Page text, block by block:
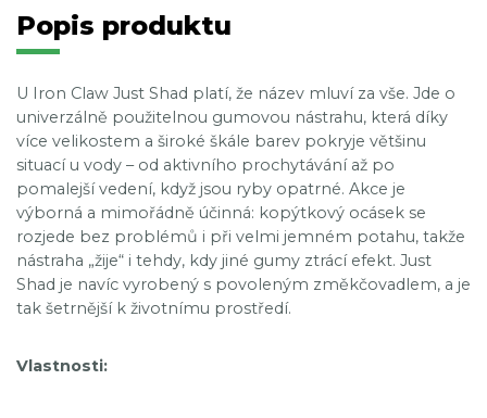
Popis produktu
U Iron Claw Just Shad platí, že název mluví za vše. Jde o
univerzálně použitelnou gumovou nástrahu, která díky
více velikostem a široké škále barev pokryje většinu
situací u vody – od aktivního prochytávání až po
pomalejší vedení, když jsou ryby opatrné. Akce je
výborná a mimořádně účinná: kopýtkový ocásek se
rozjede bez problémů i při velmi jemném potahu, takže
nástraha „žije“ i tehdy, kdy jiné gumy ztrácí efekt. Just
Shad je navíc vyrobený s povoleným změkčovadlem, a je
tak šetrnější k životnímu prostředí.
Vlastnosti: